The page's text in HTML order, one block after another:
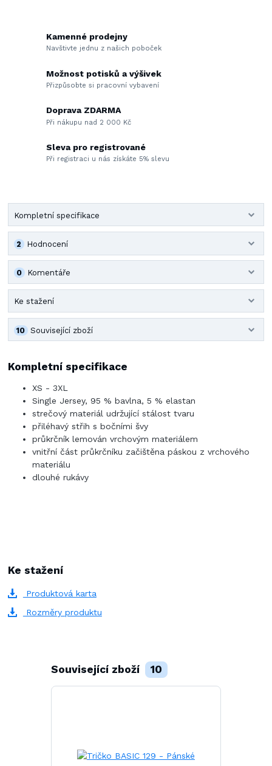
Kamenné prodejny
Navštivte jednu z našich poboček
Možnost potisků a výšivek
Přizpůsobte si pracovní vybavení
Doprava ZDARMA
Při nákupu nad 2 000 Kč
Sleva pro registrované
Při registraci u nás získáte 5% slevu
Kompletní specifikace
Hodnocení
2
Komentáře
0
Ke stažení
Související zboží
10
Kompletní specifikace
XS - 3XL
Single Jersey, 95 % bavlna, 5 % elastan
strečový materiál udržující stálost tvaru
přiléhavý střih s bočními švy
průkrčník lemován vrchovým materiálem
vnitřní část průkrčníku začištěna páskou z vrchového
materiálu
dlouhé rukávy
Ke stažení
Produktová karta
Rozměry produktu
Související zboží 10